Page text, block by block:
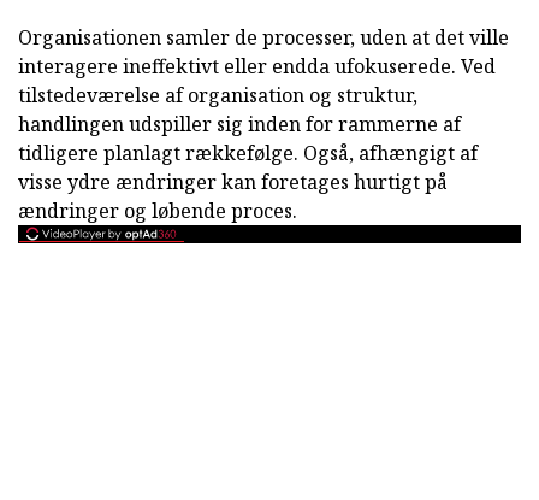
Organisationen samler de processer, uden at det ville
interagere ineffektivt eller endda ufokuserede. Ved
tilstedeværelse af organisation og struktur,
handlingen udspiller sig inden for rammerne af
tidligere planlagt rækkefølge. Også, afhængigt af
visse ydre ændringer kan foretages hurtigt på
ændringer og løbende proces.